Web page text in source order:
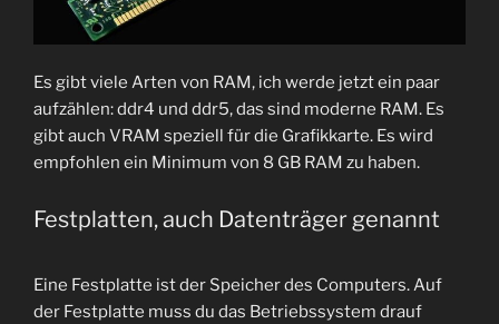
Es gibt viele Arten von RAM, ich werde jetzt ein paar
aufzählen: ddr4 und ddr5, das sind moderne RAM. Es
gibt auch VRAM speziell für die Grafikkarte. Es wird
empfohlen ein Minimum von 8 GB RAM zu haben.
Festplatten, auch Datenträger genannt
Eine Festplatte ist der Speicher des Computers. Auf
der Festplatte muss du das Betriebssystem drauf